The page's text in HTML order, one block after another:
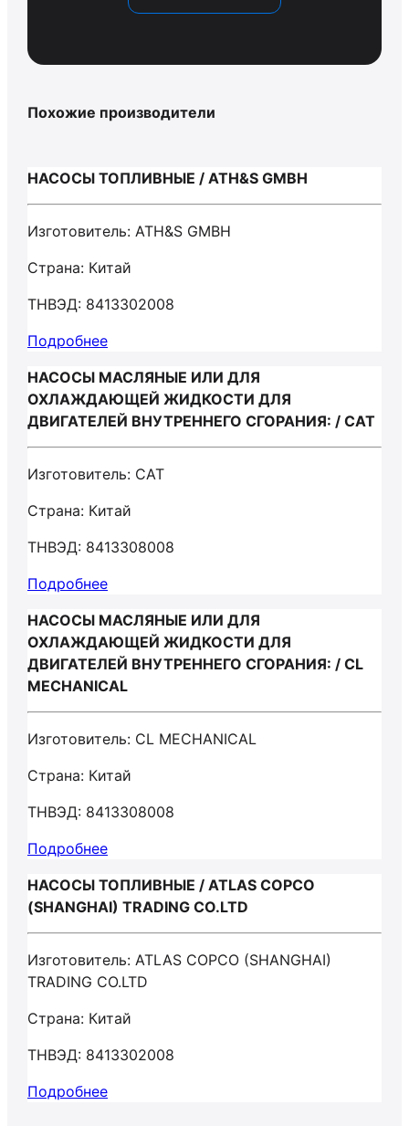
Похожие производители
НАСОСЫ ТОПЛИВНЫЕ / ATH&S GMBH
Изготовитель: ATH&S GMBH
Страна: Китай
ТНВЭД: 8413302008
Подробнее
НАСОСЫ МАСЛЯНЫЕ ИЛИ ДЛЯ
ОХЛАЖДАЮЩЕЙ ЖИДКОСТИ ДЛЯ
ДВИГАТЕЛЕЙ ВНУТРЕННЕГО СГОРАНИЯ: / CAT
Изготовитель: CAT
Страна: Китай
ТНВЭД: 8413308008
Подробнее
НАСОСЫ МАСЛЯНЫЕ ИЛИ ДЛЯ
ОХЛАЖДАЮЩЕЙ ЖИДКОСТИ ДЛЯ
ДВИГАТЕЛЕЙ ВНУТРЕННЕГО СГОРАНИЯ: / CL
MECHANICAL
Изготовитель: CL MECHANICAL
Страна: Китай
ТНВЭД: 8413308008
Подробнее
НАСОСЫ ТОПЛИВНЫЕ / ATLAS COPCO
(SHANGHAI) TRADING CO.LTD
Изготовитель: ATLAS COPCO (SHANGHAI)
TRADING CO.LTD
Страна: Китай
ТНВЭД: 8413302008
Подробнее